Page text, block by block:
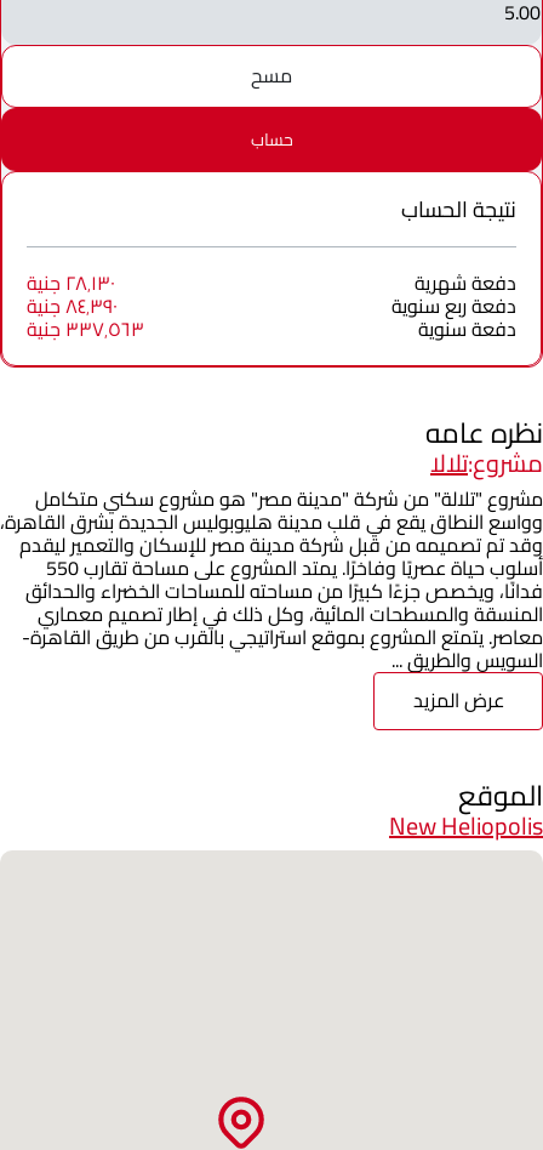
5.00
مسح
حساب
نتيجة الحساب
دفعة شهرية ٢٨٬١٣٠ جنية
دفعة ربع سنوية ٨٤٬٣٩٠ جنية
دفعة سنوية ٣٣٧٬٥٦٣ جنية
نظره عامه
مشروع:تلالا
مشروع "تلالة" من شركة "مدينة مصر" هو مشروع سكني متكامل
وواسع النطاق يقع في قلب مدينة هليوبوليس الجديدة بشرق القاهرة،
وقد تم تصميمه من قبل شركة مدينة مصر للإسكان والتعمير ليقدم
أسلوب حياة عصريًا وفاخرًا. يمتد المشروع على مساحة تقارب 550
فدانًا، ويخصص جزءًا كبيرًا من مساحته للمساحات الخضراء والحدائق
المنسقة والمسطحات المائية، وكل ذلك في إطار تصميم معماري
معاصر. يتمتع المشروع بموقع استراتيجي بالقرب من طريق القاهرة-
السويس والطريق ...
عرض المزيد
الموقع
New Heliopolis